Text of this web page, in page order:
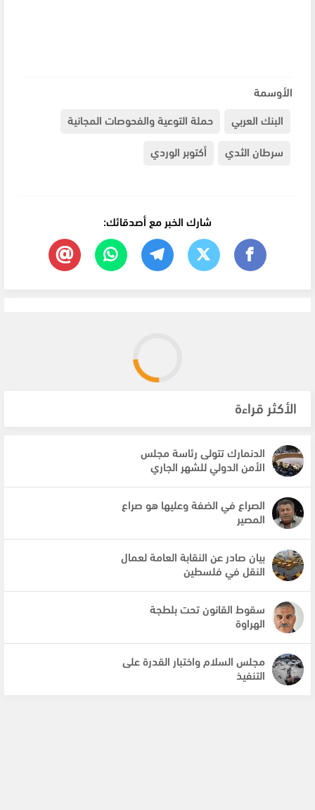
الأوسمة
البنك العربي
حملة التوعية والفحوصات المجانية
سرطان الثدي
أكتوبر الوردي
شارك الخبر مع أصدقائك:
الأكثر قراءة
الدنمارك تتولى رئاسة مجلس
الأمن الدولي للشهر الجاري
الصراع في الضفة وعليها هو صراع
المصير
بيان صادر عن النقابة العامة لعمال
النقل في فلسطين
سقوط القانون تحت بلطجة
الهراوة
مجلس السلام واختبار القدرة على
التنفيذ